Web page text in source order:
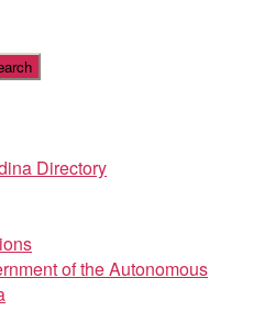
Directory
of the Autonomous